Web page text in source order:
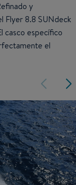
y
Flyer 8.8 SUNdeck
casco específico
el